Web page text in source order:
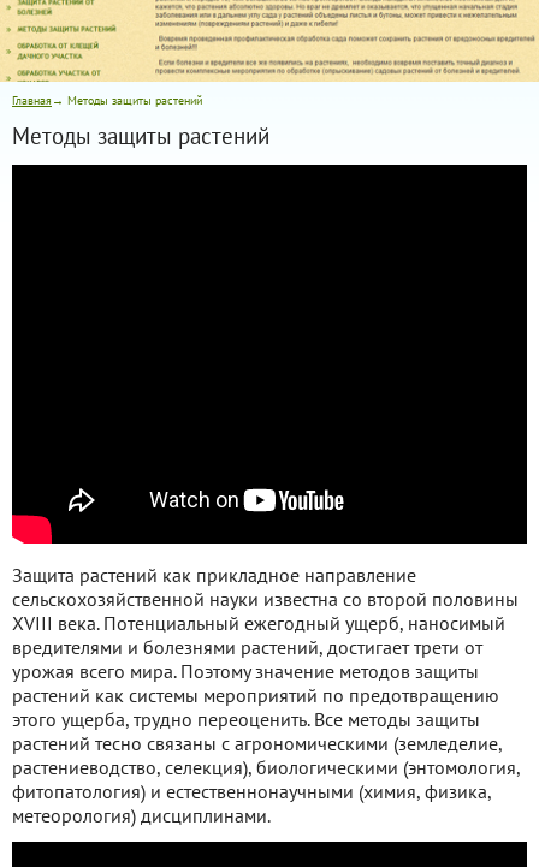
Главная → Методы защиты растений
Методы защиты растений
Защита растений как прикладное направление
сельскохозяйственной науки известна со второй половины
XVIII века. Потенциальный ежегодный ущерб, наносимый
вредителями и болезнями растений, достигает трети от
урожая всего мира. Поэтому значение методов защиты
растений как системы мероприятий по предотвращению
этого ущерба, трудно переоценить. Все методы защиты
растений тесно связаны с агрономическими (земледелие,
растениеводство, селекция), биологическими (энтомология,
фитопатология) и естественнонаучными (химия, физика,
метеорология) дисциплинами.